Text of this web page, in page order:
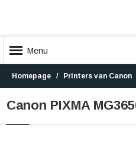
Menu
Homepage Printers van Canon
Canon PIXMA